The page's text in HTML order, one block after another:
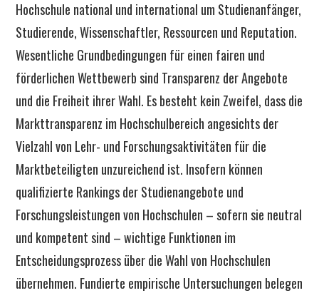
Hochschule national und international um Studienanfänger,
Studierende, Wissenschaftler, Ressourcen und Reputation.
Wesentliche Grundbedingungen für einen fairen und
förderlichen Wettbewerb sind Transparenz der Angebote
und die Freiheit ihrer Wahl. Es besteht kein Zweifel, dass die
Markttransparenz im Hochschulbereich angesichts der
Vielzahl von Lehr- und Forschungsaktivitäten für die
Marktbeteiligten unzureichend ist. Insofern können
qualifizierte Rankings der Studienangebote und
Forschungsleistungen von Hochschulen – sofern sie neutral
und kompetent sind – wichtige Funktionen im
Entscheidungsprozess über die Wahl von Hochschulen
übernehmen. Fundierte empirische Untersuchungen belegen